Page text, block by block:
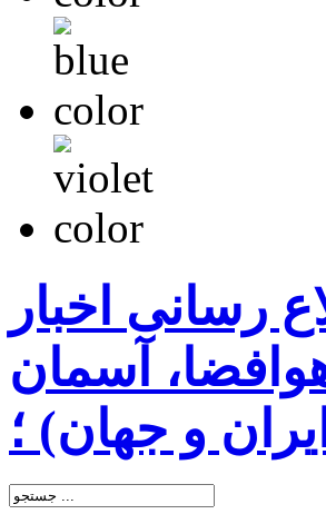
رسانی اخبار
آسمان
و جهان) ؛